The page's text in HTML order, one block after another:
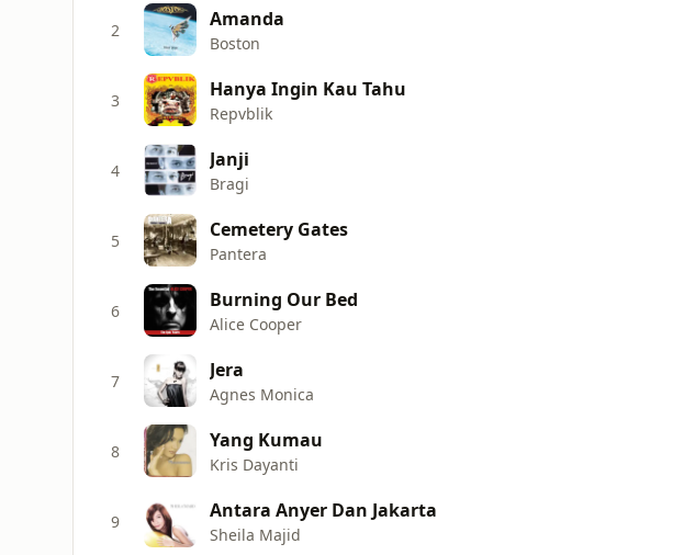
2 Amanda
Boston
3 Hanya Ingin Kau Tahu
Repvblik
4 Janji
Bragi
5 Cemetery Gates
Pantera
6 Burning Our Bed
Alice Cooper
7 Jera
Agnes Monica
8 Yang Kumau
Kris Dayanti
9 Antara Anyer Dan Jakarta
Sheila Majid